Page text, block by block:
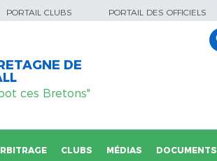
PORTAIL CLUBS PORTAIL DES OFFICIELS
DE
ces Bretons"
CLUBS MÉDIAS DOCUMENTS